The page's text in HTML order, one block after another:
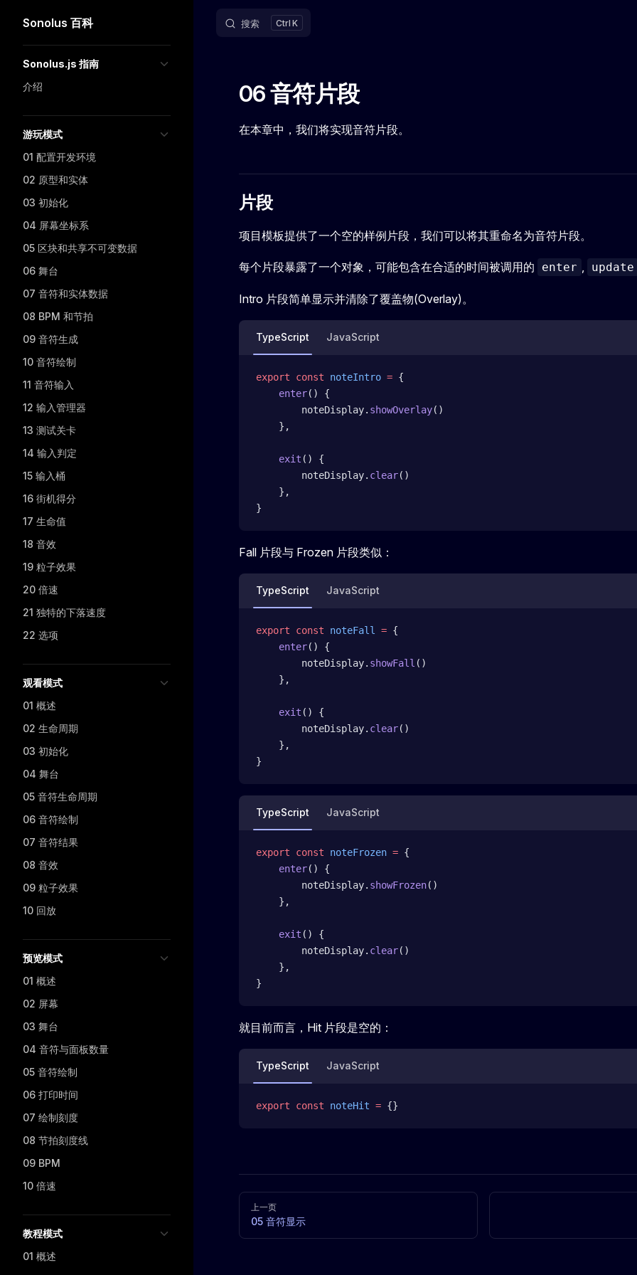
Skip to content
Sonolus 百科 搜索 K
Sonolus.js 指南
介绍
游玩模式
01 配置开发环境
02 原型和实体
03 初始化
04 屏幕坐标系
05 区块和共享不可变数据
06 舞台
07 音符和实体数据
08 BPM 和节拍
09 音符生成
10 音符绘制
11 音符输入
12 输入管理器
13 测试关卡
14 输入判定
15 输入桶
16 街机得分
17 生命值
18 音效
19 粒子效果
20 倍速
21 独特的下落速度
22 选项
观看模式
01 概述
02 生命周期
03 初始化
04 舞台
05 音符生命周期
06 音符绘制
07 音符结果
08 音效
09 粒子效果
10 回放
预览模式
01 概述
02 屏幕
03 舞台
04 音符与面板数量
05 音符绘制
06 打印时间
07 绘制刻度
08 节拍刻度线
09 BPM
10 倍速
教程模式
01 概述
06 音符片段
在本章中，我们将实现音符片段。
片段
项目模板提供了一个空的样例片段，我们可以将其重命名为音符片段。
每个片段暴露了一个对象，可能包含在合适的时间被调用的 enter , update
Intro 片段简单显示并清除了覆盖物(Overlay)。
TypeScript JavaScript
export const noteIntro = {
    enter
() {
        noteDisplay.
showOverlay()
    },
    exit
() {
        noteDisplay.
clear()
    },
}
Fall 片段与 Frozen 片段类似：
TypeScript JavaScript
export const noteFall = {
    enter
() {
        noteDisplay.
showFall ()
    },
    exit
() {
        noteDisplay.
clear()
    },
}
TypeScript JavaScript
export const noteFrozen = {
    enter
() {
        noteDisplay.
showFrozen()
    },
    exit
() {
        noteDisplay.
clear()
    },
}
就目前而言，Hit 片段是空的：
TypeScript JavaScript
export const noteHit = {}
Pager
上一页
05 音符显示